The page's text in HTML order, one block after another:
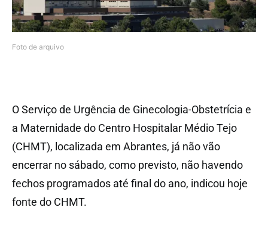
Foto de arquivo
O Serviço de Urgência de Ginecologia-Obstetrícia e
a Maternidade do Centro Hospitalar Médio Tejo
(CHMT), localizada em Abrantes, já não vão
encerrar no sábado, como previsto, não havendo
fechos programados até final do ano, indicou hoje
fonte do CHMT.